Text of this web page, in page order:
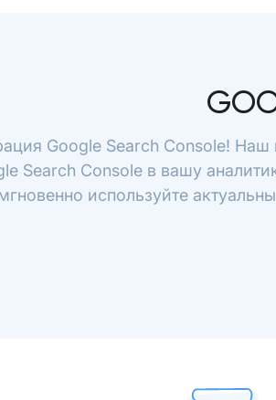
Google Search Console!
Search Console в вашу
используйте